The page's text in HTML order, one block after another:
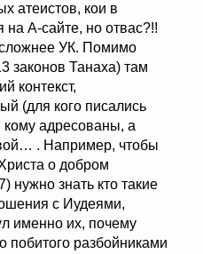
атеистов, кои в
А-сайте, но отвас?!!
УК. Помимо
законов Танаха) там
контекст,
(для кого писались
кому адресованы, а
. Например, чтобы
о добром
нужно знать кто такие
с Иудеями,
именно их, почему
разбойниками